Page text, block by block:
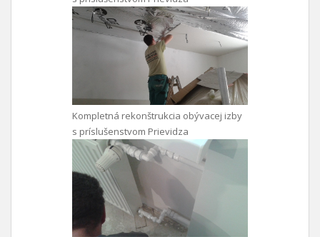
Kompletná rekonštrukcia obývacej izby
s príslušenstvom Prievidza